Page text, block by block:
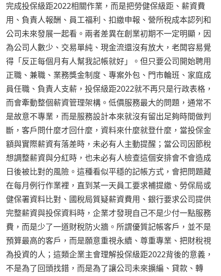
完成投保級距2022相關作業，而是把勞健保級距、薪資費
用、負責人報酬、員工福利、扣繳申報、營所稅成本認列和
公司未來發展一起看。兩者差異在創業初期不一定明顯，因
為公司人數少、交易單純、現金流還沒有放大，老闆容易覺
得「反正每個月有人幫我記帳就好」。但只要公司開始聘用
正職、兼職、業務獎金制度、專案外包、門市輪班、家庭成
員任職、負責人支薪，投保級距2022就不再只是行政表格，
而會牽動整個薪資管理架構。低價服務最大的問題，通常不
是故意不專業，而是服務設計本來就沒有留出足夠時間做判
斷，客戶問什麼才回什麼，資料來什麼就登什麼，當投保金
額與實際薪資有落差時，未必有人主動提醒；當公司因節稅
想調整薪資與分紅時，也未必有人檢查這個安排會不會造成
日後被比對的風險。這種看似平穩的記帳方式，會把問題藏
在每月例行作業裡，直到某一天員工要求補提繳、勞保局或
健保署資料比對、國稅局質疑薪資費用、銀行要求公司提供
完整薪資與投保資料時，企業才發現自己不是少付一點服務
費，而是少了一道財稅防火牆。所謂優質記帳客戶，並不是
預算最高的客戶，而是願意重視永續、尊重專業、把財稅視
為投資的人；這類企業主會理解投保級距2022背後的意義，
不是為了回頭找錯，而是為了讓公司未來擴編、貸款、轉